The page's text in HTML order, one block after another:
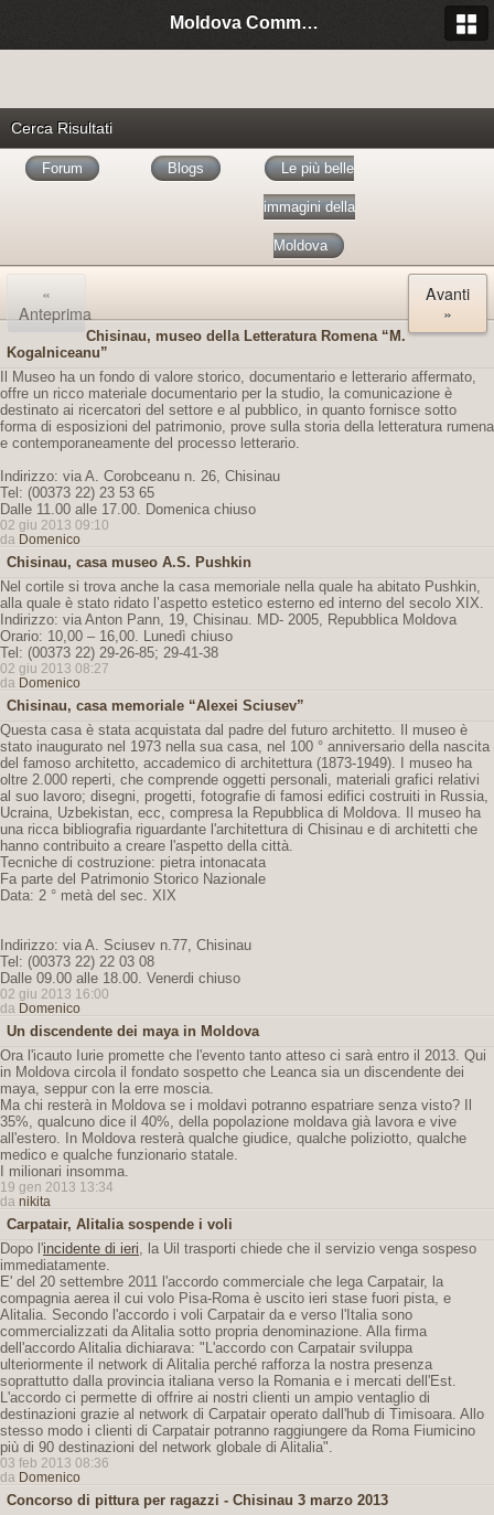
Moldova Community Italia
Cerca Risultati
Forum Blogs Le più belle
immagini della
Moldova
«
Anteprima
Avanti
»
Chisinau, museo della Letteratura Romena “M.
Kogalniceanu”
Il Museo ha un fondo di valore storico, documentario e letterario affermato,
offre un ricco materiale documentario per la studio, la comunicazione è
destinato ai ricercatori del settore e al pubblico, in quanto fornisce sotto
forma di esposizioni del patrimonio, prove sulla storia della letteratura rumena
e contemporaneamente del processo letterario.
Indirizzo: via A. Corobceanu n. 26, Chisinau
Tel: (00373 22) 23 53 65
Dalle 11.00 alle 17.00. Domenica chiuso
02 giu 2013 09:10
da Domenico
Chisinau, casa museo A.S. Pushkin
Nel cortile si trova anche la casa memoriale nella quale ha abitato Pushkin,
alla quale è stato ridato l’aspetto estetico esterno ed interno del secolo XIX.
Indirizzo: via Anton Pann, 19, Chisinau. MD- 2005, Repubblica Moldova
Orario: 10,00 – 16,00. Lunedì chiuso
Tel: (00373 22) 29-26-85; 29-41-38
02 giu 2013 08:27
da Domenico
Chisinau, casa memoriale “Alexei Sciusev”
Questa casa è stata acquistata dal padre del futuro architetto. Il museo è
stato inaugurato nel 1973 nella sua casa, nel 100 ° anniversario della nascita
del famoso architetto, accademico di architettura (1873-1949). I museo ha
oltre 2.000 reperti, che comprende oggetti personali, materiali grafici relativi
al suo lavoro; disegni, progetti, fotografie di famosi edifici costruiti in Russia,
Ucraina, Uzbekistan, ecc, compresa la Repubblica di Moldova. Il museo ha
una ricca bibliografia riguardante l'architettura di Chisinau e di architetti che
hanno contribuito a creare l'aspetto della città.
Tecniche di costruzione: pietra intonacata
Fa parte del Patrimonio Storico Nazionale
Data: 2 ° metà del sec. XIX
Indirizzo: via A. Sciusev n.77, Chisinau
Tel: (00373 22) 22 03 08
Dalle 09.00 alle 18.00. Venerdi chiuso
02 giu 2013 16:00
da Domenico
Un discendente dei maya in Moldova
Ora l'icauto Iurie promette che l'evento tanto atteso ci sarà entro il 2013. Qui
in Moldova circola il fondato sospetto che Leanca sia un discendente dei
maya, seppur con la erre moscia.
Ma chi resterà in Moldova se i moldavi potranno espatriare senza visto? Il
35%, qualcuno dice il 40%, della popolazione moldava già lavora e vive
all'estero. In Moldova resterà qualche giudice, qualche poliziotto, qualche
medico e qualche funzionario statale.
I milionari insomma.
19 gen 2013 13:34
da nikita
Carpatair, Alitalia sospende i voli
Dopo l'incidente di ieri, la Uil trasporti chiede che il servizio venga sospeso
immediatamente.
E' del 20 settembre 2011 l'accordo commerciale che lega Carpatair, la
compagnia aerea il cui volo Pisa-Roma è uscito ieri stase fuori pista, e
Alitalia. Secondo l'accordo i voli Carpatair da e verso l'Italia sono
commercializzati da Alitalia sotto propria denominazione. Alla firma
dell'accordo Alitalia dichiarava: "L'accordo con Carpatair sviluppa
ulteriormente il network di Alitalia perché rafforza la nostra presenza
soprattutto dalla provincia italiana verso la Romania e i mercati dell'Est.
L'accordo ci permette di offrire ai nostri clienti un ampio ventaglio di
destinazioni grazie al network di Carpatair operato dall'hub di Timisoara. Allo
stesso modo i clienti di Carpatair potranno raggiungere da Roma Fiumicino
più di 90 destinazioni del network globale di Alitalia".
03 feb 2013 08:36
da Domenico
Concorso di pittura per ragazzi - Chisinau 3 marzo 2013